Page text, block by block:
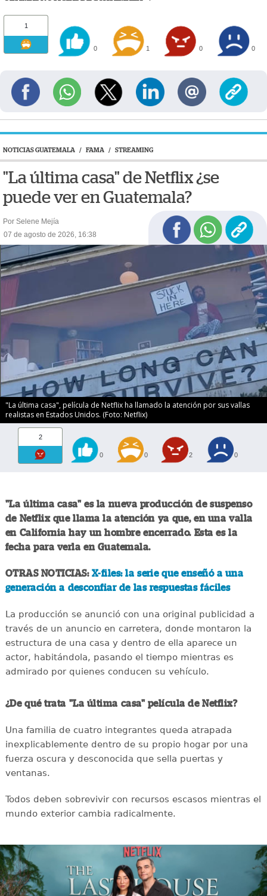
1
0 1 0 0
NOTICIAS GUATEMALA / FAMA / STREAMING
"La última casa" de Netflix ¿se
puede ver en Guatemala?
Por Selene Mejía
07 de agosto de 2026, 16:38
"La última casa", película de Netflix ha llamado la atención por sus vallas
realistas en Estados Unidos. (Foto: Netflix)
2
0 0 2 0
"La última casa" es la nueva producción de suspenso
de Netflix que llama la atención ya que, en una valla
en California hay un hombre encerrado. Esta es la
fecha para verla en Guatemala.
OTRAS NOTICIAS: X-files: la serie que enseñó a una
generación a desconfiar de las respuestas fáciles
La producción se anunció con una original publicidad a
través de un anuncio en carretera, donde montaron la
estructura de una casa y dentro de ella aparece un
actor, habitándola, pasando el tiempo mientras es
admirado por quienes conducen su vehículo.
¿De qué trata "La última casa" película de Netflix?
Una familia de cuatro integrantes queda atrapada
inexplicablemente dentro de su propio hogar por una
fuerza oscura y desconocida que sella puertas y
ventanas.
Todos deben sobrevivir con recursos escasos mientras el
mundo exterior cambia radicalmente.